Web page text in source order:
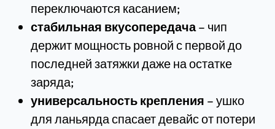
переключаются касанием;
стабильная вкусопередача– чип
держит мощность ровной с первой до
последней затяжки даже на остатке
заряда;
универсальность крепления – ушко
для ланьярда спасает девайс от потери